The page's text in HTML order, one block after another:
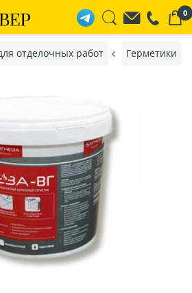
0
отделочных работ Герметики